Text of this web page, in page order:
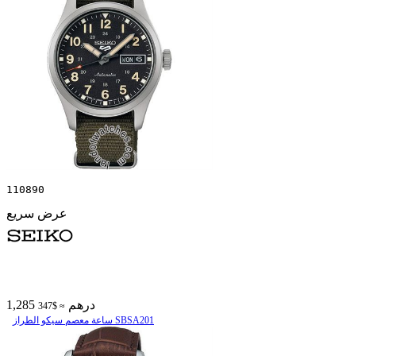
110890
عرض سريع
1,285 درهم ≈ $347
ساعة معصم سیکو الطراز SBSA201